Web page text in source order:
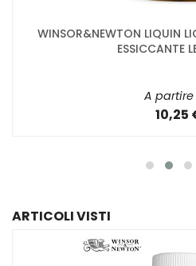
WINSOR&NEWTON LIQUIN
ESSICCANTE
A
10,25
ARTICOLI VISTI